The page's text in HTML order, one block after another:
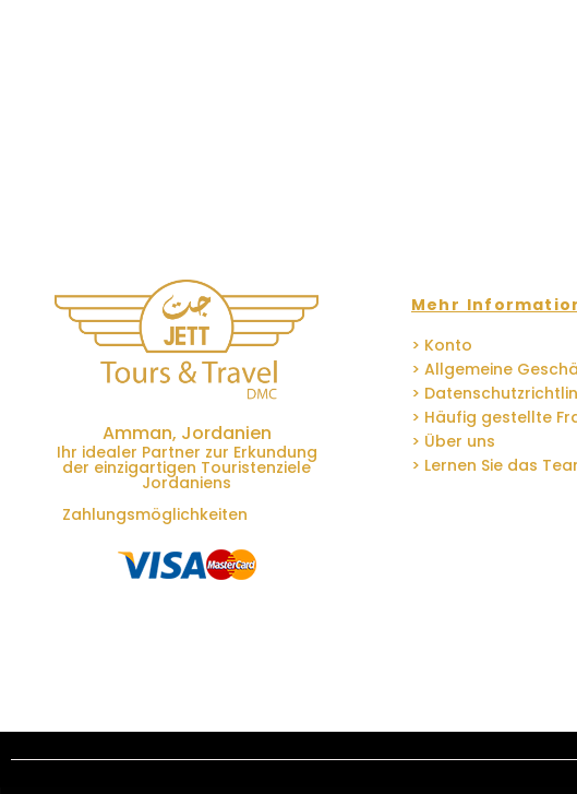
Amman, Jordanien
Ihr idealer Partner zur Erkundung
der einzigartigen Touristenziele
Jordaniens
Zahlungsmöglichkeiten
Mehr
> Konto
> Allgemeine
>
> Häufig gestellte
> Über uns
> Lernen Sie das